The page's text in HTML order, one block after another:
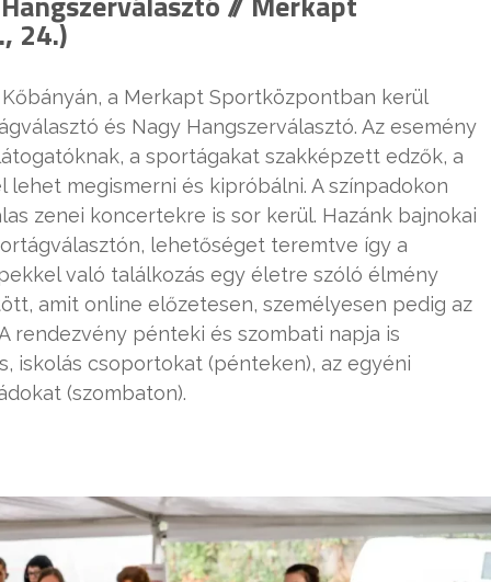
24.)
a Merkapt Sportközpontban kerül
és Nagy Hangszerválasztó. Az esemény
a sportágakat szakképzett edzők, a
megismerni és kipróbálni. A színpadokon
zenei koncertekre is sor kerül. Hazánk bajnokai
lehetőséget teremtve így a
való találkozás egy életre szóló élmény
amit online előzetesen, személyesen pedig az
rendezvény pénteki és szombati napja is
iskolás csoportokat (pénteken), az egyéni
(szombaton).